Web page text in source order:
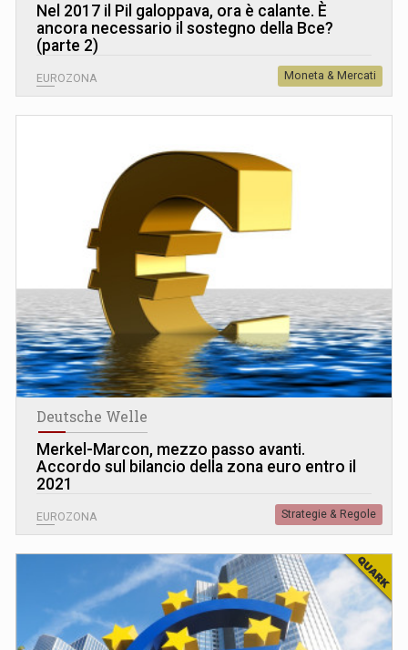
Nel 2017 il Pil galoppava, ora è calante. È
ancora necessario il sostegno della Bce?
(parte 2)
EUROZONA Moneta & Mercati
Deutsche Welle
Merkel-Marcon, mezzo passo avanti.
Accordo sul bilancio della zona euro entro il
2021
EUROZONA Strategie & Regole